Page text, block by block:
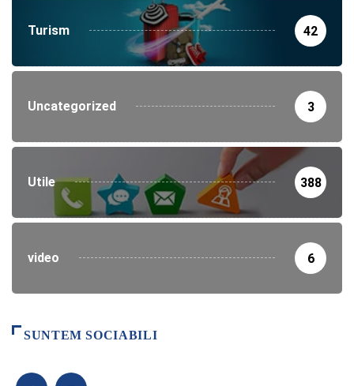
Turism 42
Uncategorized 3
Utile 388
video 6
SUNTEM SOCIABILI